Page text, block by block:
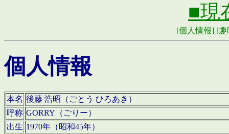
■現
[個人情報] [趣
個人情報
本名 後藤 浩昭（ごとう ひろあき）
呼称 GORRY（ごりー）
出生 1970年（昭和45年）